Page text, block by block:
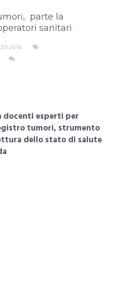
parte la
sanitari
2018
docenti esperti per
tumori, strumento
dello stato di salute